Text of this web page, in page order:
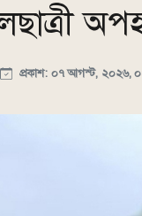
প্রকাশ: ০৭ আগস্ট, ২০২৬,